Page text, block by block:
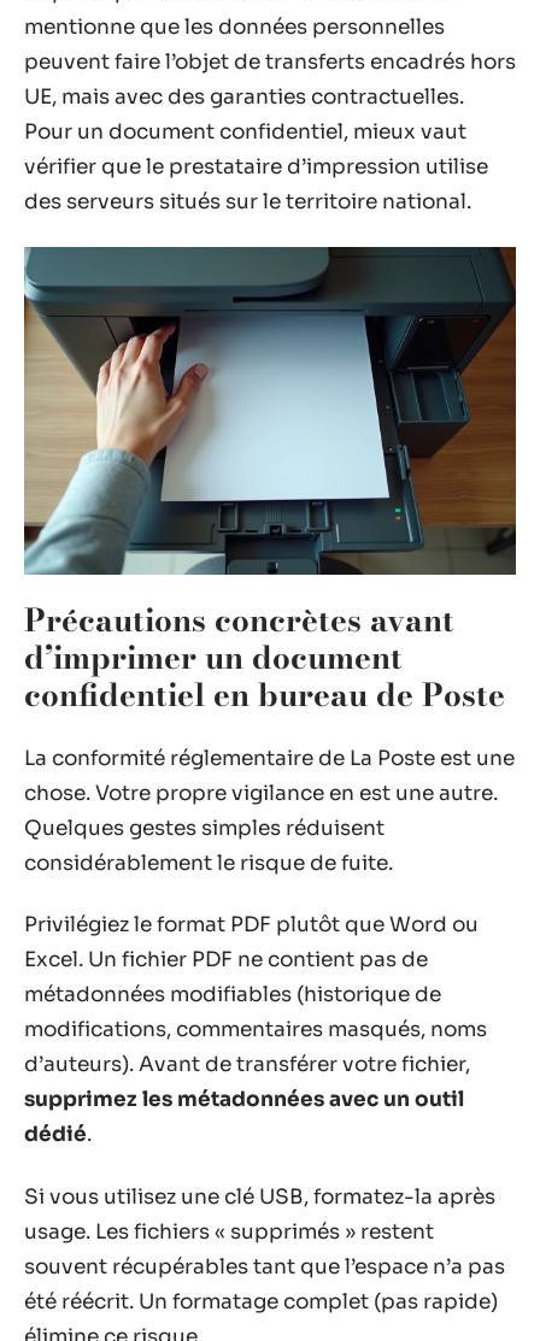
mentionne que les données personnelles
peuvent faire l’objet de transferts encadrés hors
UE, mais avec des garanties contractuelles.
Pour un document confidentiel, mieux vaut
vérifier que le prestataire d’impression utilise
des serveurs situés sur le territoire national.
Précautions concrètes avant
d’imprimer un document
confidentiel en bureau de Poste
La conformité réglementaire de La Poste est une
chose. Votre propre vigilance en est une autre.
Quelques gestes simples réduisent
considérablement le risque de fuite.
Privilégiez le format PDF plutôt que Word ou
Excel. Un fichier PDF ne contient pas de
métadonnées modifiables (historique de
modifications, commentaires masqués, noms
d’auteurs). Avant de transférer votre fichier,
supprimez les métadonnées avec un outil
dédié.
Si vous utilisez une clé USB, formatez-la après
usage. Les fichiers « supprimés » restent
souvent récupérables tant que l’espace n’a pas
été réécrit. Un formatage complet (pas rapide)